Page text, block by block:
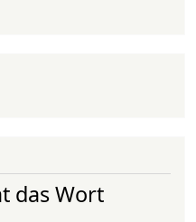
das Wort